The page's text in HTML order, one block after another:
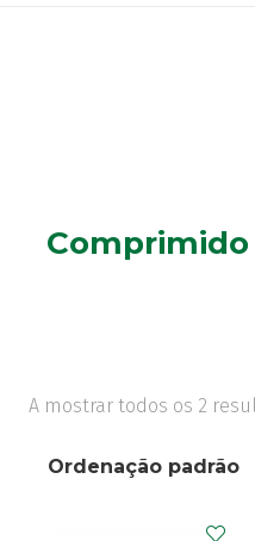
A mostrar todos os 2